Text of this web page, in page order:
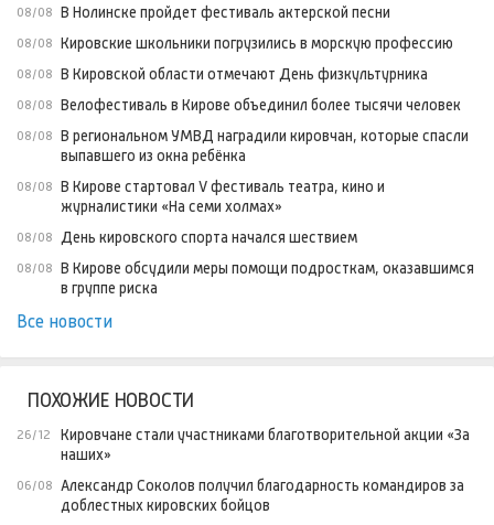
08/08 В Нолинске пройдет фестиваль актерской песни
08/08 Кировские школьники погрузились в морскую профессию
08/08 В Кировской области отмечают День физкультурника
08/08 Велофестиваль в Кирове объединил более тысячи человек
08/08 В региональном УМВД наградили кировчан, которые спасли
выпавшего из окна ребёнка
08/08 В Кирове стартовал V фестиваль театра, кино и
журналистики «На семи холмах»
08/08 День кировского спорта начался шествием
08/08 В Кирове обсудили меры помощи подросткам, оказавшимся
в группе риска
Все новости
ПОХОЖИЕ НОВОСТИ
26/12
Кировчане стали участниками благотворительной акции «За
наших»
06/08 Александр Соколов получил благодарность командиров за
доблестных кировских бойцов